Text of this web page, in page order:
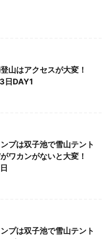
山はアクセスが大変！
日DAY1
プは双子池で雪山テント
ワカンがないと大変！
プは双子池で雪山テント